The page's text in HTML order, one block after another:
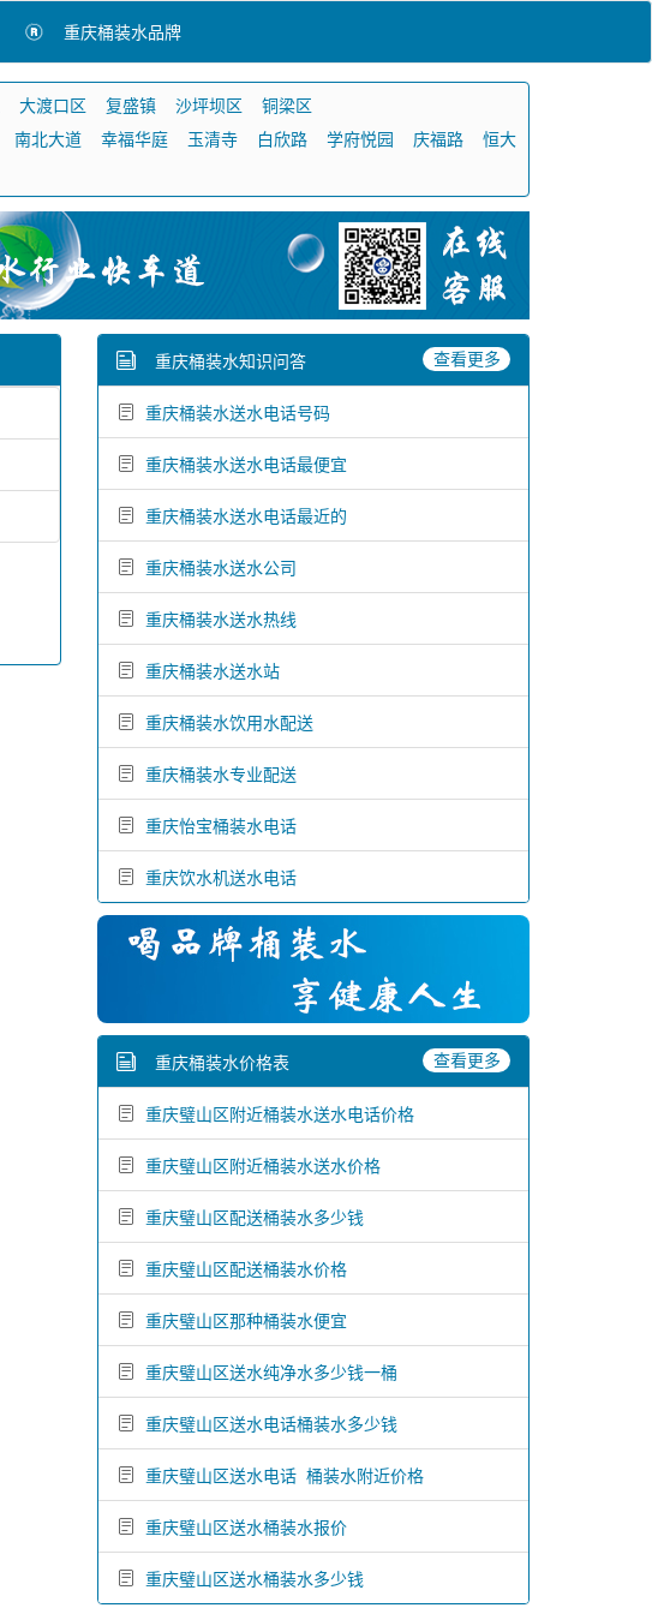
重庆桶装水品牌
大渡口区 复盛镇 沙坪坝区
铜梁区
南北大道 幸福华庭 玉清寺 白欣路 学府悦园 庆福路
恒大
重庆桶装水知识问答 查看更多
重庆桶装水送水电话号码
重庆桶装水送水电话最便宜
重庆桶装水送水电话最近的
重庆桶装水送水公司
重庆桶装水送水热线
重庆桶装水送水站
重庆桶装水饮用水配送
重庆桶装水专业配送
重庆怡宝桶装水电话
重庆饮水机送水电话
重庆桶装水价格表 查看更多
重庆璧山区附近桶装水送水电话价格
重庆璧山区附近桶装水送水价格
重庆璧山区配送桶装水多少钱
重庆璧山区配送桶装水价格
重庆璧山区那种桶装水便宜
重庆璧山区送水纯净水多少钱一桶
重庆璧山区送水电话桶装水多少钱
重庆璧山区送水电话 桶装水附近价格
重庆璧山区送水桶装水报价
重庆璧山区送水桶装水多少钱